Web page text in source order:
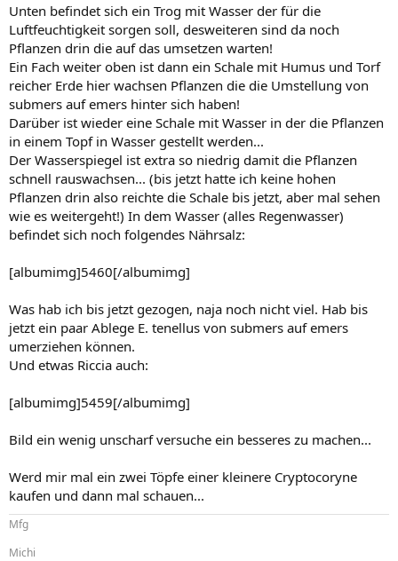
Unten befindet sich ein Trog mit Wasser der für die
Luftfeuchtigkeit sorgen soll, desweiteren sind da noch
Pflanzen drin die auf das umsetzen warten!
Ein Fach weiter oben ist dann ein Schale mit Humus und Torf
reicher Erde hier wachsen Pflanzen die die Umstellung von
submers auf emers hinter sich haben!
Darüber ist wieder eine Schale mit Wasser in der die Pflanzen
in einem Topf in Wasser gestellt werden...
Der Wasserspiegel ist extra so niedrig damit die Pflanzen
schnell rauswachsen... (bis jetzt hatte ich keine hohen
Pflanzen drin also reichte die Schale bis jetzt, aber mal sehen
wie es weitergeht!) In dem Wasser (alles Regenwasser)
befindet sich noch folgendes Nährsalz:
[albumimg]5460[/albumimg]
Was hab ich bis jetzt gezogen, naja noch nicht viel. Hab bis
jetzt ein paar Ablege E. tenellus von submers auf emers
umerziehen können.
Und etwas Riccia auch:
[albumimg]5459[/albumimg]
Bild ein wenig unscharf versuche ein besseres zu machen...
Werd mir mal ein zwei Töpfe einer kleinere Cryptocoryne
kaufen und dann mal schauen...
Mfg
Michi